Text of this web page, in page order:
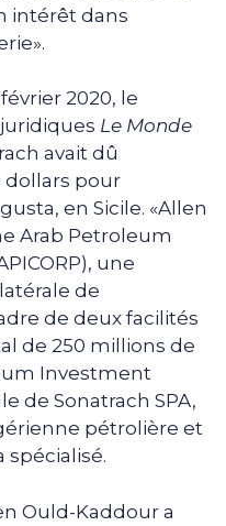
intérêt dans
2020, le
Le Monde
avait dû
pour
en Sicile. «Allen
Arab Petroleum
une
de
de deux facilités
de 250 millions de
Investment
de Sonatrach SPA,
pétrolière et
spécialisé.
Ould-Kaddour a